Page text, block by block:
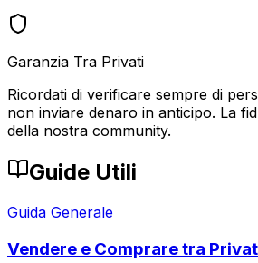
Garanzia Tra Privati
Ricordati di verificare sempre di
non inviare denaro in anticipo. La
della nostra community.
Guide Utili
Guida Generale
Vendere e Comprare tra